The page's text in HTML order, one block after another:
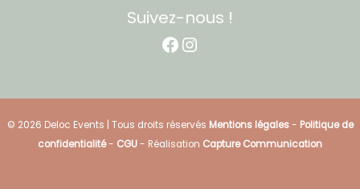
Suivez-nous !
Facebook
Instagram
© 2026 Deloc Events | Tous droits réservés Mentions légales- Politique de
confidentialité- CGU- Réalisation Capture Communication